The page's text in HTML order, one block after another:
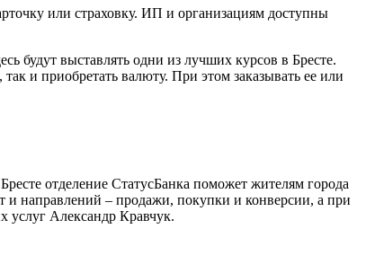
или страховку. ИП и организациям доступны
будут выставлять одни из лучших курсов в Бресте.
и приобретать валюту. При этом заказывать ее или
отделение СтатусБанка поможет жителям города
направлений – продажи, покупки и конверсии, а при
услуг Александр Кравчук.